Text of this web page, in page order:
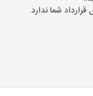
شما ندارد.